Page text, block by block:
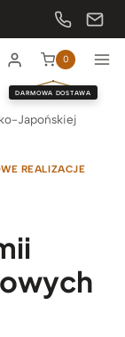
0
DARMOWA DOSTAWA
Japońskiej
REALIZACJE